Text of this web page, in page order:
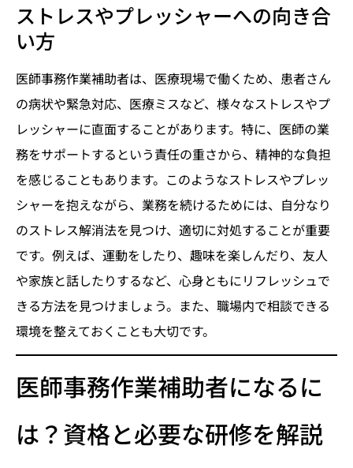
ストレスやプレッシャーへの向き合
い方
医師事務作業補助者は、医療現場で働くため、患者さん
の病状や緊急対応、医療ミスなど、様々なストレスやプ
レッシャーに直面することがあります。特に、医師の業
務をサポートするという責任の重さから、精神的な負担
を感じることもあります。このようなストレスやプレッ
シャーを抱えながら、業務を続けるためには、自分なり
のストレス解消法を見つけ、適切に対処することが重要
です。例えば、運動をしたり、趣味を楽しんだり、友人
や家族と話したりするなど、心身ともにリフレッシュで
きる方法を見つけましょう。また、職場内で相談できる
環境を整えておくことも大切です。
医師事務作業補助者になるに
は？資格と必要な研修を解説